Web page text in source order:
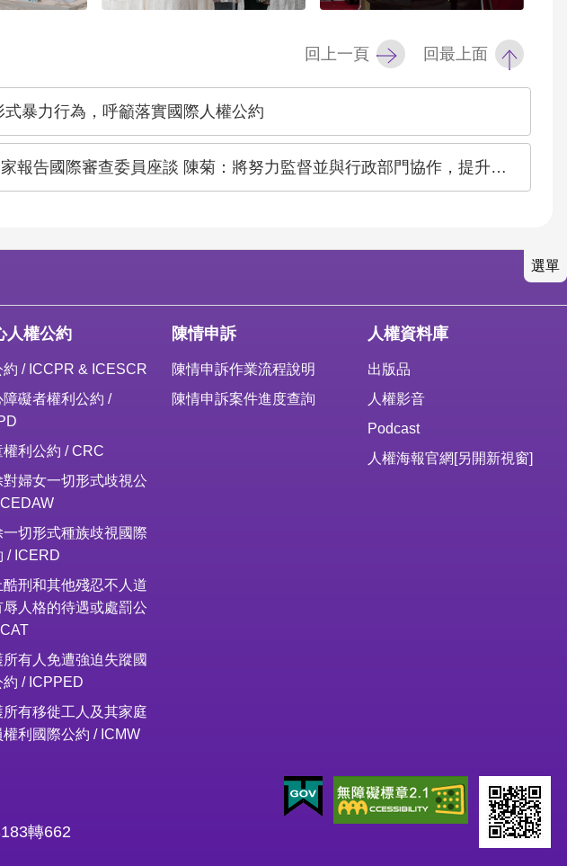
回上一頁 回最上面
暴力行為，呼籲落實國際人權公約
審查委員座談 陳菊：將努力監督並與行政部門協作，提升臺灣人權，接軌國際標準
選單
人權公約
約 / ICCPR & ICESCR
障礙者權利公約 /
權利公約 / CRC
對婦女一切形式歧視公
一切形式種族歧視國際
/ ICERD
酷刑和其他殘忍不人道
辱人格的待遇或處罰公
所有人免遭強迫失蹤國
約 / ICPPED
所有移徙工人及其家庭
權利國際公約 / ICMW
陳情申訴
陳情申訴作業流程說明
陳情申訴案件進度查詢
人權資料庫
出版品
人權影音
Podcast
人權海報官網[另開新視窗]
轉662